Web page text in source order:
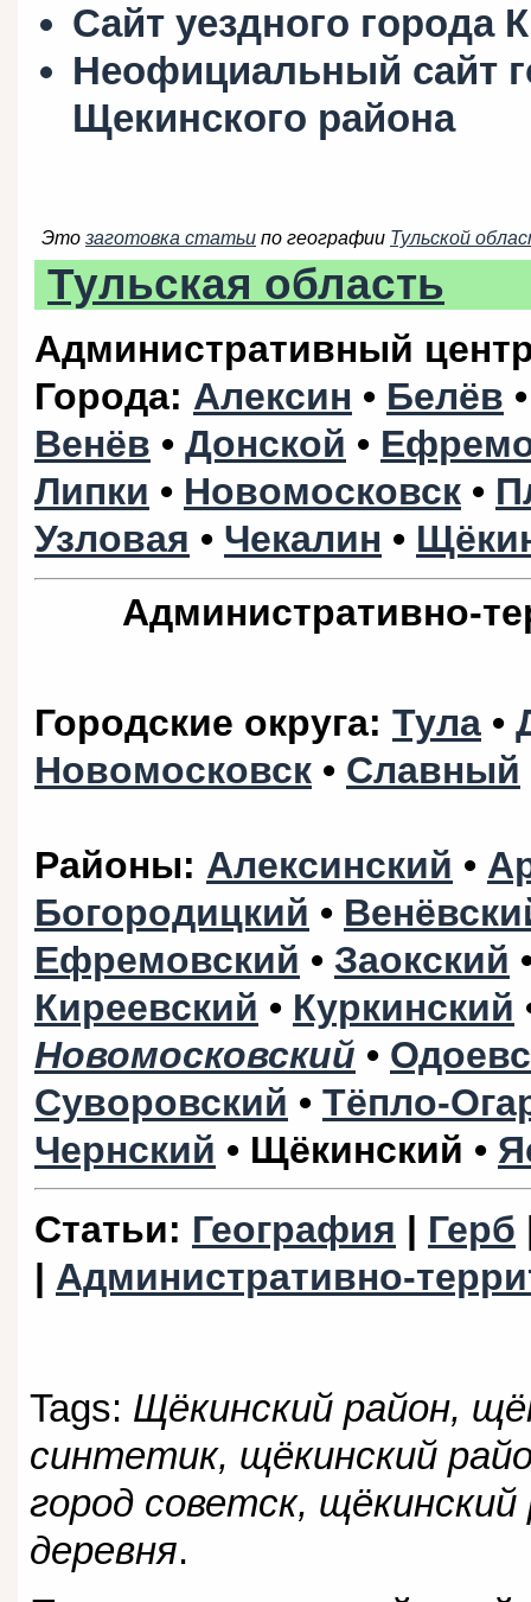
Сайт уездного города
Неофициальный сайт
Щекинского района
Это заготовка статьи по географии Тульской
Тульская область
Административный
Города: Алексин • Белёв
Венёв • Донской •
Липки • Новомосковск •
Узловая • Чекалин •
Административно-
Городские округа: Тула •
Новомосковск • Славный
Районы: Алексинский •
Богородицкий •
Ефремовский • Заокский
Киреевский • Куркинский
Новомосковский •
Суворовский • Тёпло-
Чернский • Щёкинский •
Статьи: География | Герб
| Административно-
Tags: Щёкинский район,
синтетик, щёкинский
город советск,
деревня.